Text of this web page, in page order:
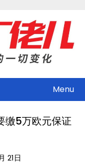
Menu
缴5万欧元保证
21日